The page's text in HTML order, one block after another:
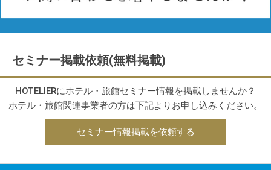
セミナー掲載依頼(無料掲載)
HOTELIERにホテル・旅館セミナー情報を掲載しませんか？
ホテル・旅館関連事業者の方は下記よりお申し込みください。
セミナー情報掲載を依頼する